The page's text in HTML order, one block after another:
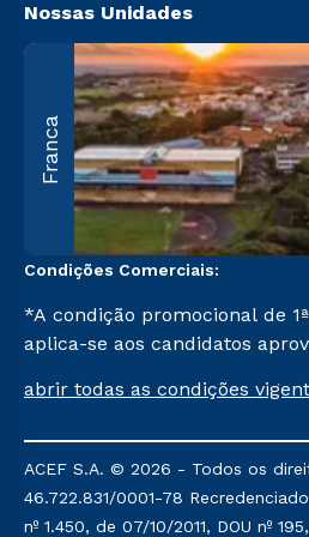
Nossas Unidades
Franca
Condições Comerciais:
*A condição promocional de
aplica-se aos candidatos
agendada, que ofertam bolsas
que ainda não tenham
cancelado ou trancado sua
Instituições da Cruzeiro do
abrir todas as condições
ACEF S.A. © 2026 - Todos os
46.722.831/0001-78
nº 1.450, de 07/10/2011, DOU nº